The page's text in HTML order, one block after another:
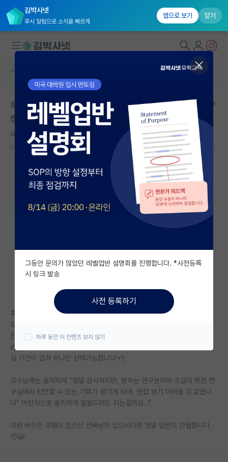
김박사넷
푸시 알림으로 소식을 빠르게
앱으로 보기 닫기
대학원생 모집
국내대학원 정보
연구실&오픈랩
커뮤니티
커뮤니티 홈
전체글보기
베스트 게시판
자유 게시판(아무개랩)
미국 유학 게시판
미국 대학원 합격 후기 게시판
대학원생 모집 게시판
연구실(PI) 홍보 게시판
임용 정보 게시판
커뮤니티 홈
하계인턴십 취소 메일을 교수님께 어떻게 보내야할까요..?
🥺
재치있는 데이비드 흄
2026.05.17 0 892
혹시 인턴십 합격이 겹쳐서 다른 하나를 취소해본 적 있으신 선배님 계실까
요..?😭
전혀 기대가 없던 곳에서 면접 메일이 왔는데(분야가 조금 다른편이라 기대
x), 다른 인턴십이 합격되어 이곳에서 인턴십을 하게될 것 같습니다…(인턴
십 기간이 겹쳐 하나만 선택가능합니다ㅜ)
교수님께는 솔직하게 “정말 감사하지만, 원하는 연구분야와 조금더 핏한 연
구실에서 인턴할 수 있는 기회가 생기게 되어, 면접 보기 어려울 것 같습니
다” 이런식으로 솔직하게 말씀드려도 되는걸까요..?
이런 비슷한 경험이 있으신 선배님이 있으시다면 정말 답변이 간절합니다..
🥺😭
그동안 문의가 많았던 레벨업반 설명회를 진행합니다. *사전등록
시 링크 발송
사전 등록하기
하루 동안 이 컨텐츠 보지 않기